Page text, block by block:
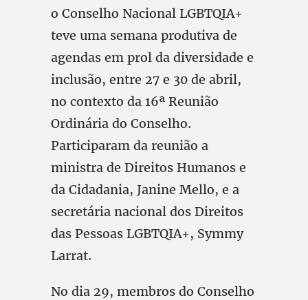
o Conselho Nacional LGBTQIA+
teve uma semana produtiva de
agendas em prol da diversidade e
inclusão, entre 27 e 30 de abril,
no contexto da 16ª Reunião
Ordinária do Conselho.
Participaram da reunião a
ministra de Direitos Humanos e
da Cidadania, Janine Mello, e a
secretária nacional dos Direitos
das Pessoas LGBTQIA+, Symmy
Larrat.
No dia 29, membros do Conselho